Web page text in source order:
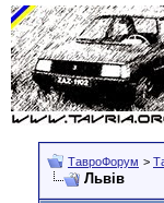
ТавроФорум >
Львiв